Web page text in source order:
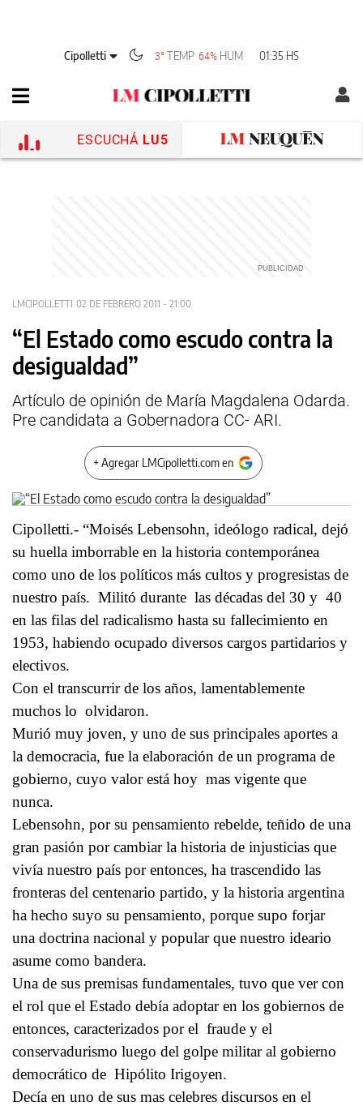
Cipolletti 3° TEMP 64% HUM 01:35 HS
ESCUCHÁ LU5
LMCIPOLLETTI 02 DE FEBRERO 2011 - 21:00
“El Estado como escudo contra la
desigualdad”
Artículo de opinión de María Magdalena Odarda.
Pre candidata a Gobernadora CC- ARI.
+ Agregar LMCipolletti.com en
Cipolletti.- “Moisés Lebensohn, ideólogo radical, dejó
su huella imborrable en la historia contemporánea
como uno de los políticos más cultos y progresistas de
nuestro país. Militó durante las décadas del 30 y 40
en las filas del radicalismo hasta su fallecimiento en
1953, habiendo ocupado diversos cargos partidarios y
electivos.
Con el transcurrir de los años, lamentablemente
muchos lo olvidaron.
Murió muy joven, y uno de sus principales aportes a
la democracia, fue la elaboración de un programa de
gobierno, cuyo valor está hoy mas vigente que
nunca.
Lebensohn, por su pensamiento rebelde, teñido de una
gran pasión por cambiar la historia de injusticias que
vivía nuestro país por entonces, ha trascendido las
fronteras del centenario partido, y la historia argentina
ha hecho suyo su pensamiento, porque supo forjar
una doctrina nacional y popular que nuestro ideario
asume como bandera.
Una de sus premisas fundamentales, tuvo que ver con
el rol que el Estado debía adoptar en los gobiernos de
entonces, caracterizados por el fraude y el
conservadurismo luego del golpe militar al gobierno
democrático de Hipólito Irigoyen.
Decía en uno de sus mas celebres discursos en el